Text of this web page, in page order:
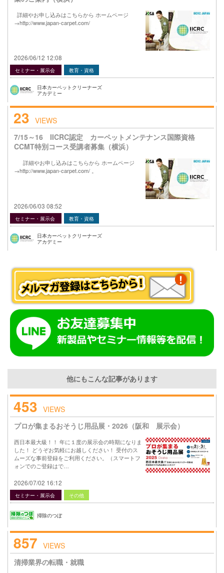
詳細やお申し込みはこちらから ホームページ
→http://www.japan-carpet.com/
2026/06/12 12:08
セミナー・展示会 教育・資格
日本カーペットクリーナーズ
アカデミー
23 VIEWS
7/15～16 IICRC認定 カーペットメンテナンス国際資格
CCMT特別コース受講者募集（横浜）
詳細やお申し込みはこちらから ホームページ
→http://www.japan-carpet.com/ 。
2026/06/03 08:52
セミナー・展示会 教育・資格
日本カーペットクリーナーズ
アカデミー
他にもこんな記事があります
453 VIEWS
プロが集まるおそうじ用品展・2026（阪和 展示会）
西日本最大級！！ 年に１度の展示会の時期になりま
した！ どうぞお気軽にお越しください！ 受付のス
ムーズな事前登録をご利用ください。（スマートフ
ォンでのご登録はで…
2026/07/02 16:12
セミナー・展示会 その他
掃除のつぼ
857 VIEWS
清掃業界の転職・就職